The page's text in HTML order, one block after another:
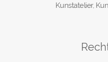
Kunstatelier,